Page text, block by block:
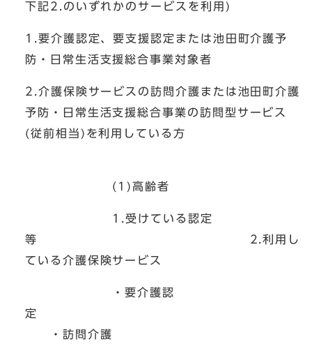
下記2.のいずれかのサービスを利用)
1.要介護認定、要支援認定または池田町介護予
防・日常生活支援総合事業対象者
2.介護保険サービスの訪問介護または池田町介護
予防・日常生活支援総合事業の訪問型サービス
(従前相当)を利用している方
(1)高齢者
1.受けている認定
等 2.利用し
ている介護保険サービス
・要介護認
定
・訪問介護